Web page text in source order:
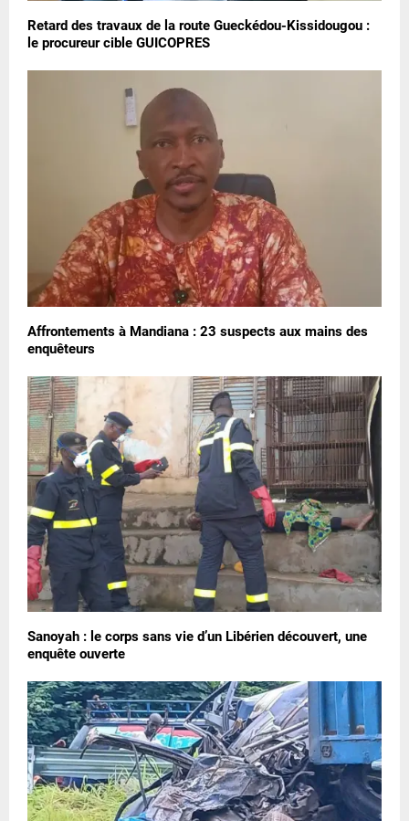
Retard des travaux de la route Gueckédou-Kissidougou :
le procureur cible GUICOPRES
Affrontements à Mandiana : 23 suspects aux mains des
enquêteurs
Sanoyah : le corps sans vie d’un Libérien découvert, une
enquête ouverte